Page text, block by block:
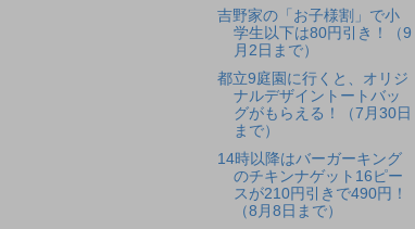
吉野家の「お子様割」で小
学生以下は80円引き！（9
月2日まで）
都立9庭園に行くと、オリジ
ナルデザイントートバッ
グがもらえる！（7月30日
まで）
14時以降はバーガーキング
のチキンナゲット16ピー
スが210円引きで490円！
（8月8日まで）